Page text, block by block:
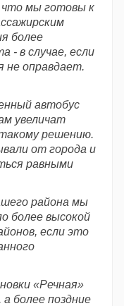
мы готовы к
более
- в случае, если
не оправдает.
автобус
увеличат
решению.
от города и
равными
района мы
более высокой
если это
«Речная»
более поздние